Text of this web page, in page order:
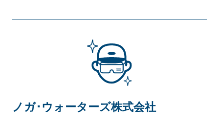
ノガ･ウォーターズ株式会社